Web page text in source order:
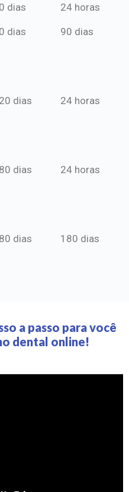
dias 24 horas
dias 90 dias
dias 24 horas
dias 24 horas
dias 180 dias
a passo para você
dental online!